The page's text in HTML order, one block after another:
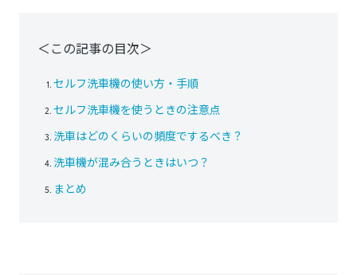
＜この記事の目次＞
セルフ洗車機の使い方・手順
セルフ洗車機を使うときの注意点
洗車はどのくらいの頻度でするべき？
洗車機が混み合うときはいつ？
まとめ